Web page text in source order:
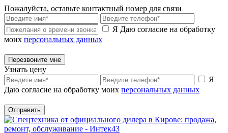
Пожалуйста, оставьте контактный номер для связи
Я Даю согласие на обработку
моих персональных данных
Перезвоните мне
Узнать цену
Я
Даю согласие на обработку моих персональных данных
Отправить